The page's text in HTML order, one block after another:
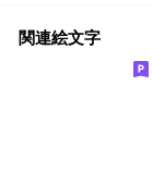
関連絵文字